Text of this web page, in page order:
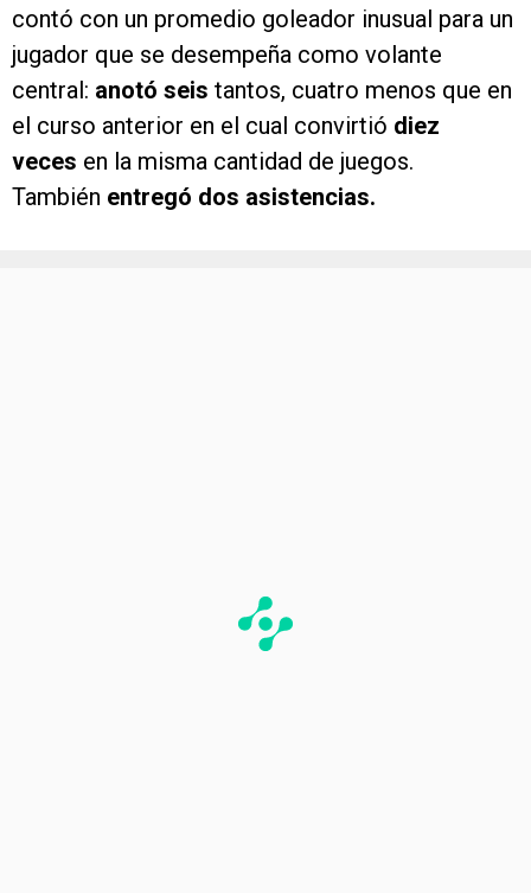
contó con un promedio goleador inusual para un
jugador que se desempeña como volante
central: anotó seis tantos, cuatro menos que en
el curso anterior en el cual convirtió diez
veces en la misma cantidad de juegos.
También entregó dos asistencias.